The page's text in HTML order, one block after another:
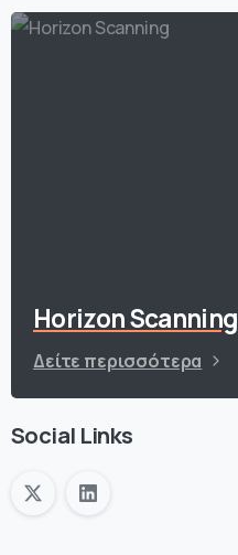
Horizon Scanning
Δείτε περισσότερα
Social Links